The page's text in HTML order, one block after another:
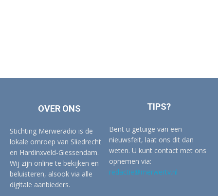
OVER ONS
Stichting Merweradio is de
lokale omroep van Sliedrecht
en Hardinxveld-Giessendam.
Wij zijn online te bekijken en
beluisteren, alsook via alle
digitale aanbieders.
TIPS?
Bent u getuige van een
nieuwsfeit, laat ons dit dan
weten. U kunt contact met ons
opnemen via:
redactie@merwertv.nl